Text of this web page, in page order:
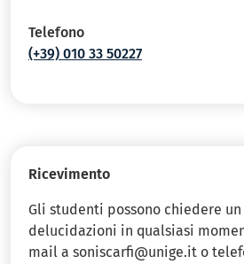
Telefono
(+39) 010 33 50227
Ricevimento
Gli studenti possono chiedere
delucidazioni in qualsiasi
mail a soniscarfi@unige.it o